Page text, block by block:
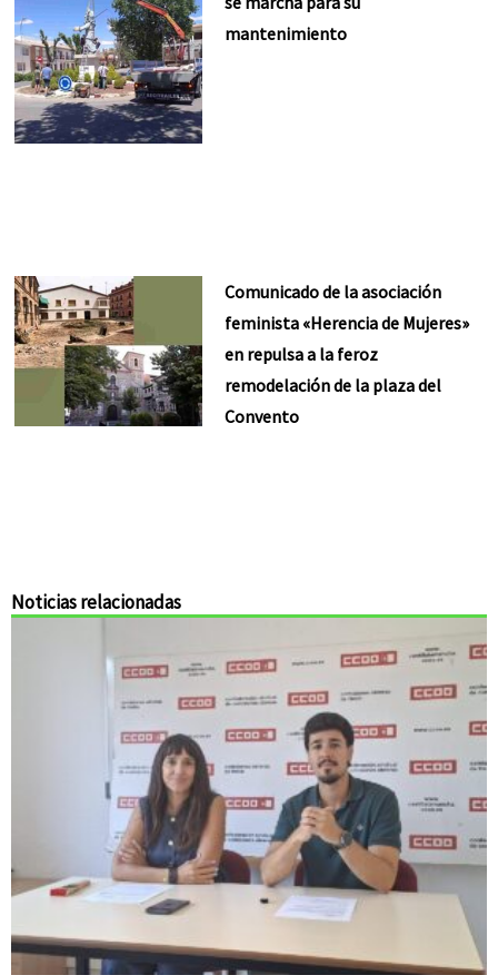
mantenimiento
Comunicado de la asociación
feminista «Herencia de Mujeres»
en repulsa a la feroz
remodelación de la plaza del
Convento
Noticias relacionadas